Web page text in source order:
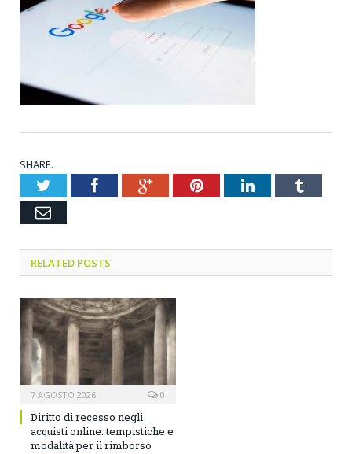
SHARE.
TwitterFacebookGoogle+PinterestLinkedInTumblr
Email
RELATED POSTS
7 AGOSTO 2026 0
Diritto di recesso negli
acquisti online: tempistiche e
modalità per il rimborso